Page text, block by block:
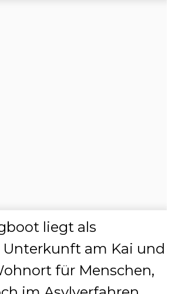
liegt als
am Kai und
für Menschen,